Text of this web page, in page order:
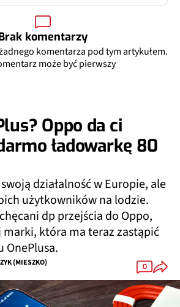
komentarzy
komentarza pod tym artykułem.
może być pierwszy
Oppo da ci
ładowarkę 80
działalność w Europie, ale
użytkowników na lodzie.
dp przejścia do Oppo,
która ma teraz zastąpić
OnePlusa.
(MIESZKO)
0